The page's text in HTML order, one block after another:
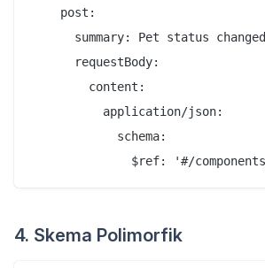
    post:
      summary: Pet status changed
      requestBody:
        content:
          application/json:
            schema:
4. Skema Polimorfik